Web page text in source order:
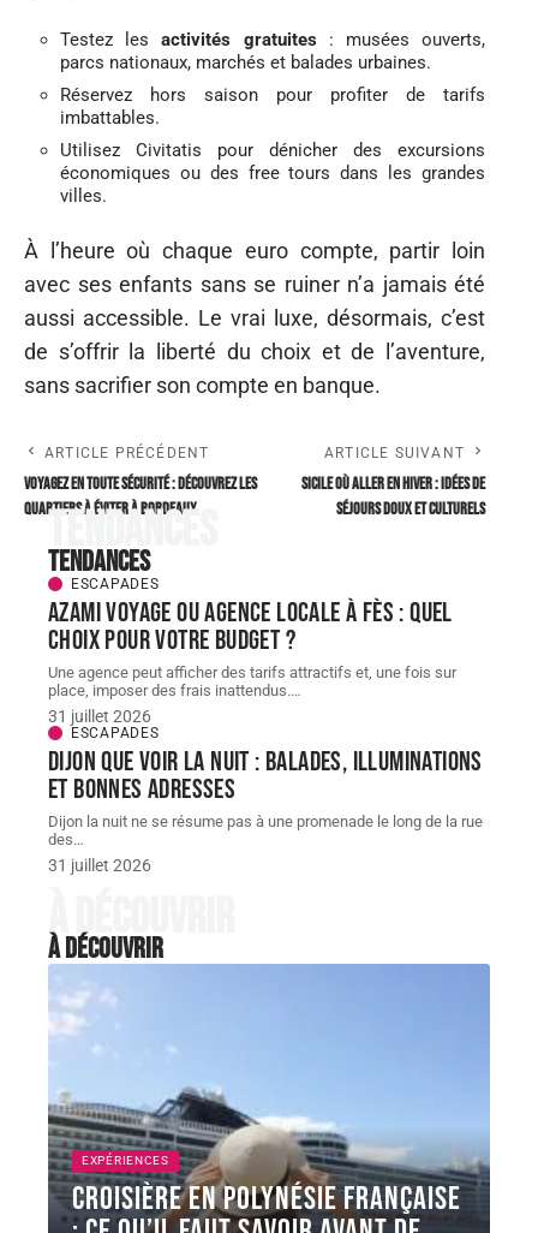
Testez lesactivités gratuites : musées ouverts,
parcs nationaux, marchés et balades urbaines.
Réservez hors saison pour profiter de tarifs
imbattables.
Utilisez Civitatis pour dénicher des excursions
économiques ou des free tours dans les grandes
villes.
À l’heure où chaque euro compte, partir loin
avec ses enfants sans se ruiner n’a jamais été
aussi accessible. Le vrai luxe, désormais, c’est
de s’offrir la liberté du choix et de l’aventure,
sans sacrifier son compte en banque.
ARTICLE PRÉCÉDENT
Voyagez en toute sécurité : découvrez les
quartiers à éviter à bordeaux
ARTICLE SUIVANT
Sicile Où aller en hiver : idées de
séjours doux et culturels
Tendances
Tendances
ESCAPADES
AZAMI VOYAGE ou agence locale à Fès : quel
choix pour votre budget ?
Une agence peut afficher des tarifs attractifs et, une fois sur
place, imposer des frais inattendus.…
31 juillet 2026
ESCAPADES
Dijon que voir la nuit : balades, illuminations
et bonnes adresses
Dijon la nuit ne se résume pas à une promenade le long de la rue
des…
31 juillet 2026
À découvrir
À découvrir
EXPÉRIENCES
Croisière en Polynésie française